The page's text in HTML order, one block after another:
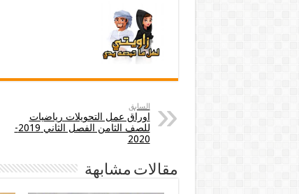
السابق
اوراق عمل التحويلات رياضيات
للصف الثامن الفصل الثاني 2019-
2020
مقالات مشابهة